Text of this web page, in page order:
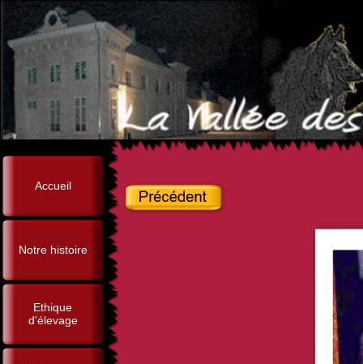
Accueil
Notre histoire
Ethique
d'élevage